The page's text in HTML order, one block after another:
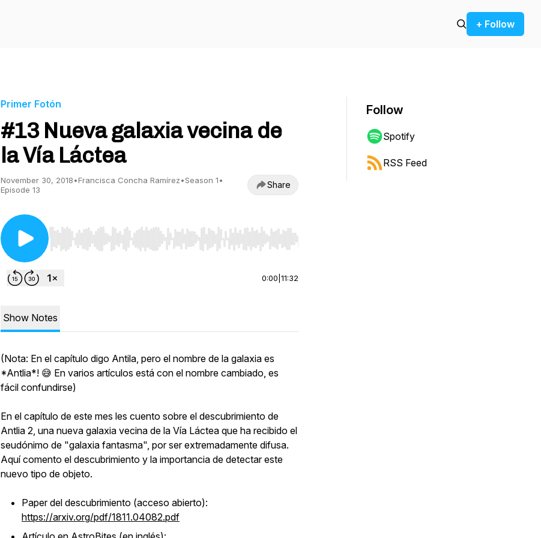
+ Follow
Primer Fotón
#13 Nueva galaxia vecina de
la Vía Láctea
November 30, 2018•Francisca Concha Ramírez•Season 1•
Episode 13
Share
Use Left/Right to seek, Home/End to jump to start or end. Hold shift to jump forward or backward.
0:00 11:32
Show Notes
(Nota: En el capítulo digo Antila, pero el nombre de la galaxia es
*Antlia*! 😅 En varios artículos está con el nombre cambiado, es
fácil confundirse)
En el capítulo de este mes les cuento sobre el descubrimiento de
Antlia 2, una nueva galaxia vecina de la Vía Láctea que ha recibido el
seudónimo de "galaxia fantasma", por ser extremadamente difusa.
Aquí comento el descubrimiento y la importancia de detectar este
nuevo tipo de objeto.
Paper del descubrimiento (acceso abierto):
https://arxiv.org/pdf/1811.04082.pdf
Follow
Spotify
RSS Feed